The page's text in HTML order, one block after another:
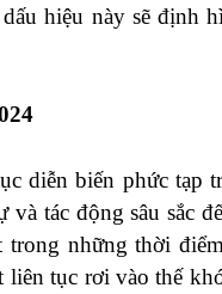
hiệu này sẽ định
diễn biến phức tạp
tác động sâu sắc
trong những thời
tục rơi vào thế